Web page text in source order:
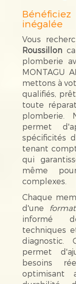
inégalée
Vous
Roussillon
plomberie
MONTAGU
mettons à
qualifiés,
toute
plomberie.
permet
spécificités
tenant
qui
même
complexes.
Chaque
d'une
informé
techniques
diagnostic.
permet
besoins
optimisant